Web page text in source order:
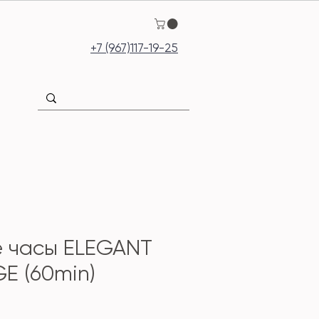
+7 (967)117-19-25
ELEGANT
(60min)